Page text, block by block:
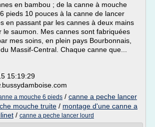
en bambou ; de la canne à mouche
pieds 10 pouces à la canne de lancer
en passant par les cannes à deux mains
le saumon. Mes cannes sont fabriquées
mes soins, en plein pays Bourbonnais,
Massif-Central. Chaque canne que...
15:19:29
a mouche 6 pieds / canne a peche lancer
mouche truite / montage d'une canne a
/ canne a peche lancer lourd